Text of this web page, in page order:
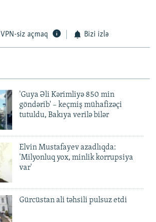
VPN-siz açmaq Bizi izlə
'Guya Əli Kərimliyə 850 min
göndərib' – keçmiş mühafizəçi
tutuldu, Bakıya verilə bilər
Elvin Mustafayev azadlıqda:
'Milyonluq yox, minlik korrupsiya
var'
Gürcüstan ali təhsili pulsuz etdi